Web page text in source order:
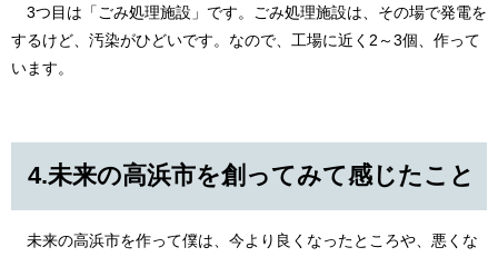
3つ目は「ごみ処理施設」です。ごみ処理施設は、その場で発電を
するけど、汚染がひどいです。なので、工場に近く2～3個、作って
います。
4.未来の高浜市を創ってみて感じたこと​​
未来の高浜市を作って僕は、今より良くなったところや、悪くな